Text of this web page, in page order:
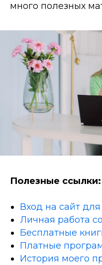
много полезных
Полезные ссылки:
Вход на сайт
Личная работа
Бесплатные
Платные
История моего